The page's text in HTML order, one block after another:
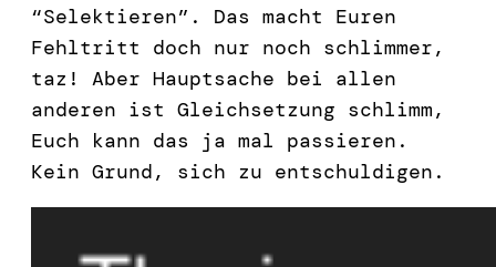
“Selektieren”. Das macht Euren
Fehltritt doch nur noch schlimmer,
taz! Aber Hauptsache bei allen
anderen ist Gleichsetzung schlimm,
Euch kann das ja mal passieren.
Kein Grund, sich zu entschuldigen.